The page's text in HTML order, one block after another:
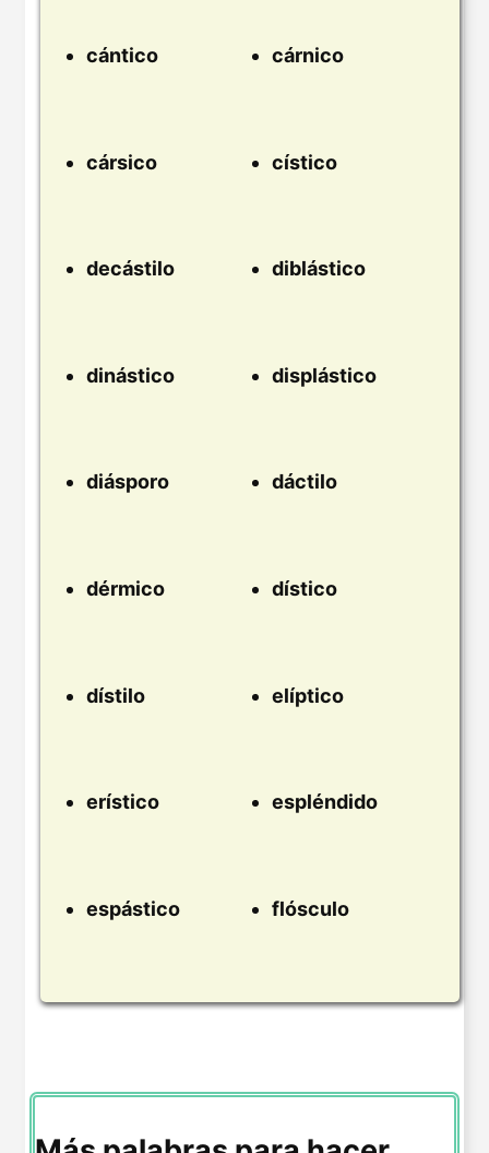
cántico cárnico
cársico cístico
decástilo diblástico
dinástico displástico
diásporo dáctilo
dérmico dístico
dístilo elíptico
erístico espléndido
espástico flósculo